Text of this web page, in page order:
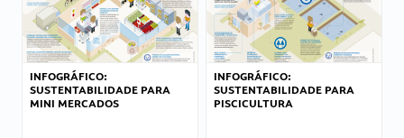
INFOGRÁFICO:
SUSTENTABILIDADE PARA
MINI MERCADOS
INFOGRÁFICO:
SUSTENTABILIDADE PARA
PISCICULTURA